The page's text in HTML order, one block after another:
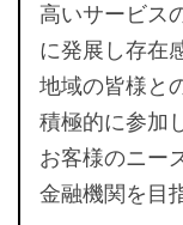
高いサービス
に発展し存在
地域の皆様と
積極的に参加
お客様のニー
金融機関を目